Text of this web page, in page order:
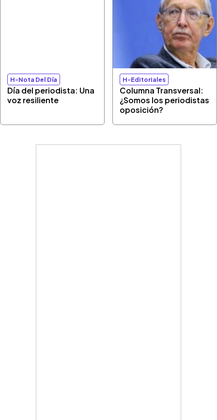
H-Nota Del Día
Día del periodista: Una
voz resiliente
H-Editoriales
Columna Transversal:
¿Somos los periodistas
oposición?